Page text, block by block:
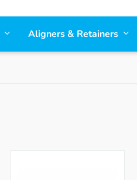
Aligners & Retainers